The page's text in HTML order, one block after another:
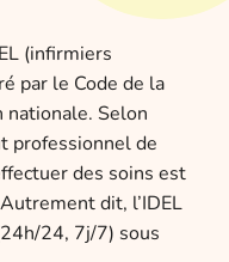
(infirmiers
par le Code de la
nationale. Selon
professionnel de
des soins est
dit, l’IDEL
24, 7j/7) sous